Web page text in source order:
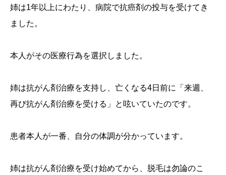
姉は1年以上にわたり、病院で抗癌剤の投与を受けてき
ました。
本人がその医療行為を選択しました。
姉は抗がん剤治療を支持し、亡くなる4日前に「来週、
再び抗がん剤治療を受ける」と呟いていたのです。
患者本人が一番、自分の体調が分かっています。
姉は抗がん剤治療を受け始めてから、脱毛は勿論のこ